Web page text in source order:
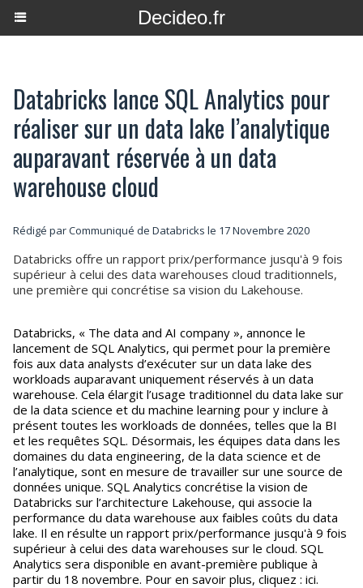
Decideo.fr
Databricks lance SQL Analytics pour
réaliser sur un data lake l’analytique
auparavant réservée à un data
warehouse cloud
Rédigé par Communiqué de Databricks le 17 Novembre 2020
Databricks offre un rapport prix/performance jusqu'à 9 fois
supérieur à celui des data warehouses cloud traditionnels,
une première qui concrétise sa vision du Lakehouse.
Databricks, « The data and AI company », annonce le
lancement de SQL Analytics, qui permet pour la première
fois aux data analysts d’exécuter sur un data lake des
workloads auparavant uniquement réservés à un data
warehouse. Cela élargit l’usage traditionnel du data lake sur
de la data science et du machine learning pour y inclure à
présent toutes les workloads de données, telles que la BI
et les requêtes SQL. Désormais, les équipes data dans les
domaines du data engineering, de la data science et de
l’analytique, sont en mesure de travailler sur une source de
données unique. SQL Analytics concrétise la vision de
Databricks sur l’architecture Lakehouse, qui associe la
performance du data warehouse aux faibles coûts du data
lake. Il en résulte un rapport prix/performance jusqu'à 9 fois
supérieur à celui des data warehouses sur le cloud. SQL
Analytics sera disponible en avant-première publique à
partir du 18 novembre. Pour en savoir plus, cliquez : ici.